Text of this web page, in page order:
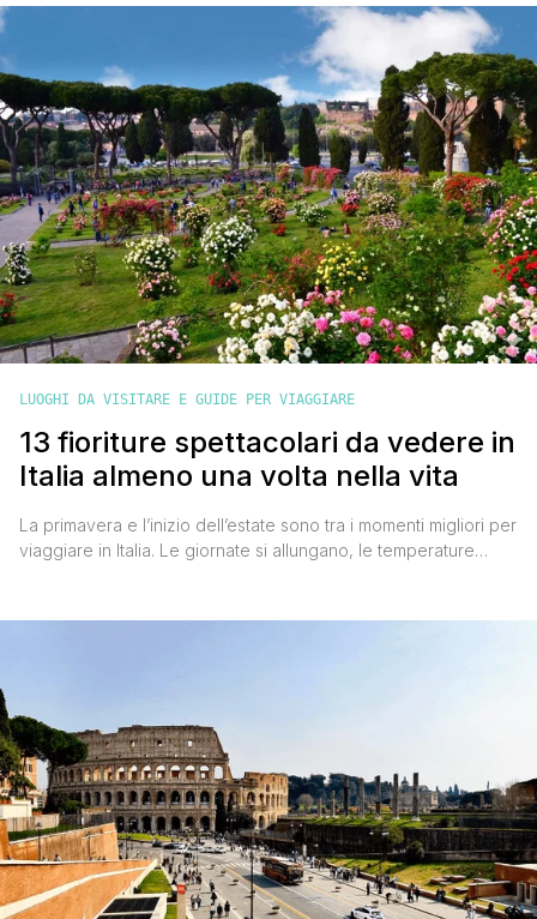
scivolano silenziosi tra le acque creano un’atmosfera quasi
fiabesca, capace di trasportare chiunque [']
LUOGHI DA VISITARE E GUIDE PER VIAGGIARE
13 fioriture spettacolari da vedere in
Italia almeno una volta nella vita
La primavera e l’inizio dell’estate sono tra i momenti migliori per
viaggiare in Italia. Le giornate si allungano, le temperature
trasformano il territorio in un vero spettacolo naturale: distese